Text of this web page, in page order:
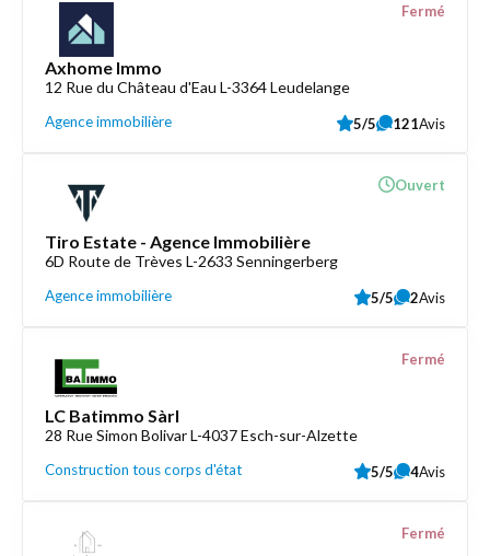
Axhome Immo
12 Rue du Château d'Eau L-3364 Leudelange
Agence immobilière
Fermé
5/5 121Avis
Tiro Estate - Agence Immobilière
6D Route de Trèves L-2633 Senningerberg
Agence immobilière
Ouvert
5/5 2Avis
LC Batimmo Sàrl
28 Rue Simon Bolivar L-4037 Esch-sur-Alzette
Construction tous corps d'état
Fermé
5/5 4Avis
Fermé